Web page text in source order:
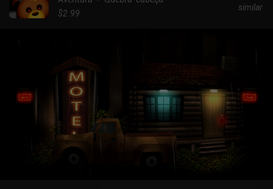
introduzindo novos desafios e mecânicas de jogo. Há também
direta, com uma série de mais de 40 níveis semelhantes a serem
concluídos até finalmente chegarmos ao chefe final - o Sky Fish
titular.Legend of the Skyfish está disponível como um jogo
premium de US$ 3,99 ou como um jogo gratuito com anúncios e
iAPs. Independentemente da escolha, ele apresenta uma
experiência decente para quem gosta de jogos de ação bem feitos
com gráficos bonitos e controles responsivos.
$2.99
similar